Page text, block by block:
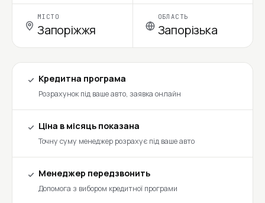
МІСТО
Запоріжжя
ОБЛАСТЬ
Запорізька
Кредитна програма
Розрахунок під ваше авто, заявка онлайн
Ціна в місяць показана
Точну суму менеджер розрахує під ваше авто
Менеджер передзвонить
Допомога з вибором кредитної програми